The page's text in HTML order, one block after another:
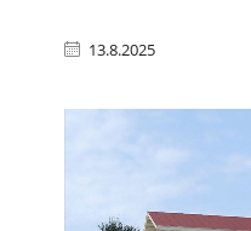
13.8.2025